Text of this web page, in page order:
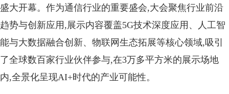
盛大开幕。作为通信行业的重要盛会,大会聚焦行业前沿
趋势与创新应用,展示内容覆盖5G技术深度应用、人工智
能与大数据融合创新、物联网生态拓展等核心领域,吸引
了全球数百家行业伙伴参与,在3万多平方米的展示场地
内,全景化呈现AI+时代的产业可能性。